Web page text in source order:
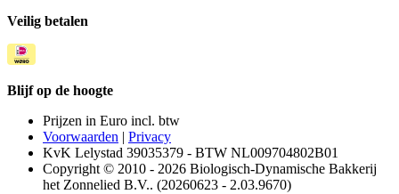
Veilig betalen
Blijf op de hoogte
Prijzen in Euro incl. btw
Voorwaarden | Privacy
KvK Lelystad 39035379 - BTW NL009704802B01
Copyright © 2010 - 2026 Biologisch-Dynamische Bakkerij
het Zonnelied B.V.. (20260623 - 2.03.9670)